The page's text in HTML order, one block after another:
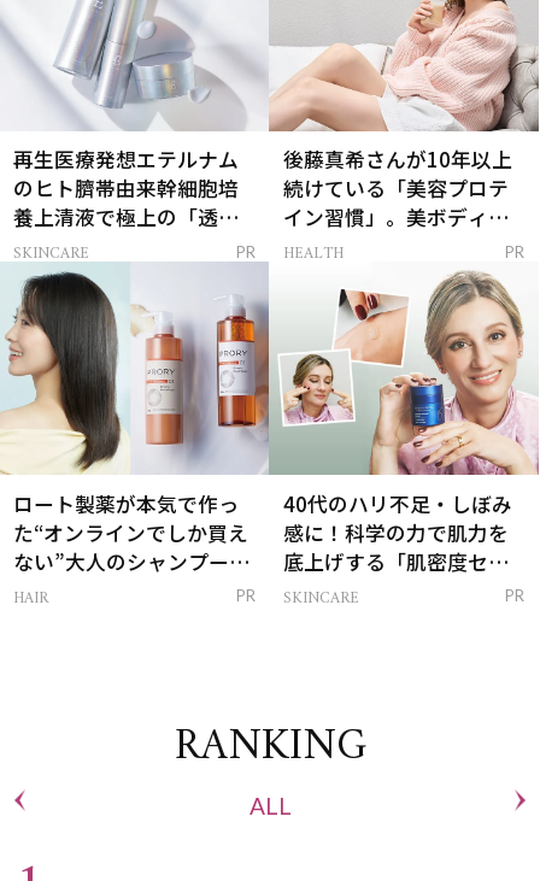
再生医療発想エテルナム
のヒト臍帯由来幹細胞培
養上清液で極上の「透明
感ハリ肌」へ
SKINCARE PR
後藤真希さんが10年以上
続けている「美容プロテ
イン習慣」。美ボディを
支える朝ルーティンと
HEALTH PR
ロート製薬が本気で作っ
た“オンラインでしか買え
ない”大人のシャンプー＆
トリートメントって？
HAIR PR
40代のハリ不足・しぼみ
感に！科学の力で肌力を
底上げする「肌密度セラ
ム」
SKINCARE PR
RANKING
ALL